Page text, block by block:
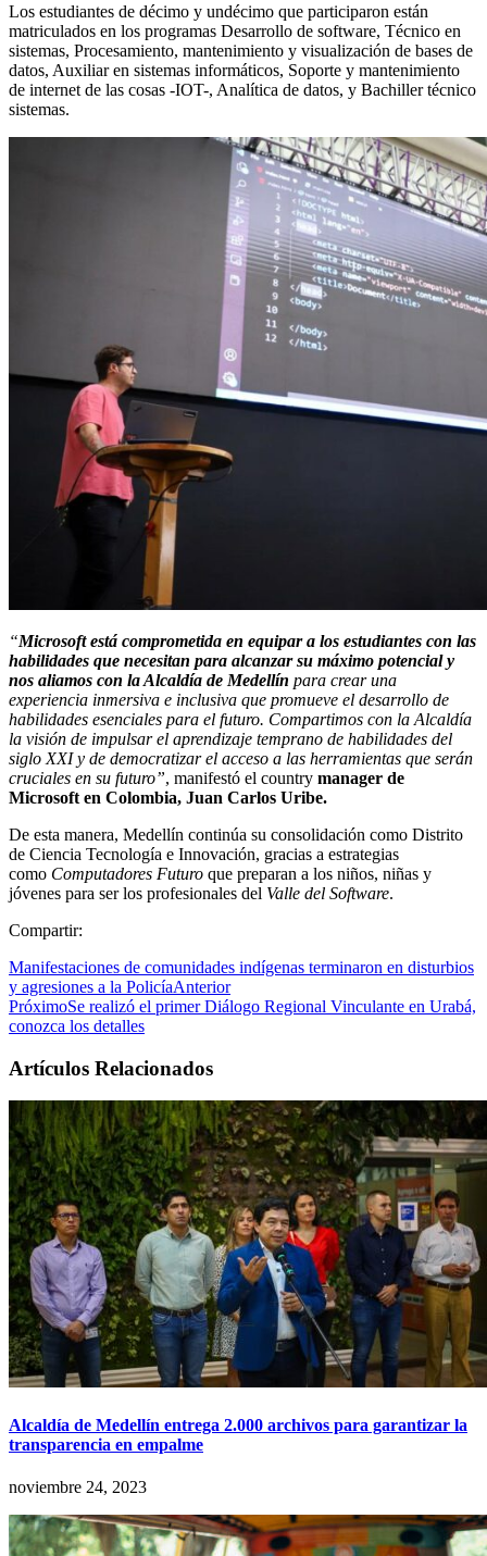
Los estudiantes de décimo y undécimo que participaron están
matriculados en los programas Desarrollo de software, Técnico en
sistemas, Procesamiento, mantenimiento y visualización de bases de
datos, Auxiliar en sistemas informáticos, Soporte y mantenimiento
de internet de las cosas -IOT-, Analítica de datos, y Bachiller técnico
sistemas.
“Microsoft está comprometida en equipar a los estudiantes con las
habilidades que necesitan para alcanzar su máximo potencial y
nos aliamos con la Alcaldía de Medellín para crear una
experiencia inmersiva e inclusiva que promueve el desarrollo de
habilidades esenciales para el futuro. Compartimos con la Alcaldía
la visión de impulsar el aprendizaje temprano de habilidades del
siglo XXI y de democratizar el acceso a las herramientas que serán
cruciales en su futuro”, manifestó el country manager de
Microsoft en Colombia, Juan Carlos Uribe.
De esta manera, Medellín continúa su consolidación como Distrito
de Ciencia Tecnología e Innovación, gracias a estrategias
como Computadores Futuro que preparan a los niños, niñas y
jóvenes para ser los profesionales del Valle del Software.
Compartir:
Manifestaciones de comunidades indígenas terminaron en disturbios
y agresiones a la PolicíaAnterior
PróximoSe realizó el primer Diálogo Regional Vinculante en Urabá,
conozca los detalles
Artículos Relacionados
Alcaldía de Medellín entrega 2.000 archivos para garantizar la
transparencia en empalme
noviembre 24, 2023